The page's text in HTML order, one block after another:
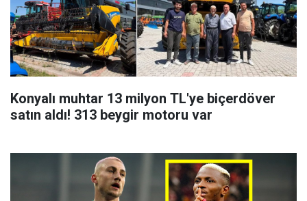
Konyalı muhtar 13 milyon TL'ye biçerdöver
satın aldı! 313 beygir motoru var